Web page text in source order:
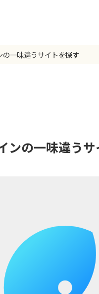
一味違うサイトを探す
ンの一味違う